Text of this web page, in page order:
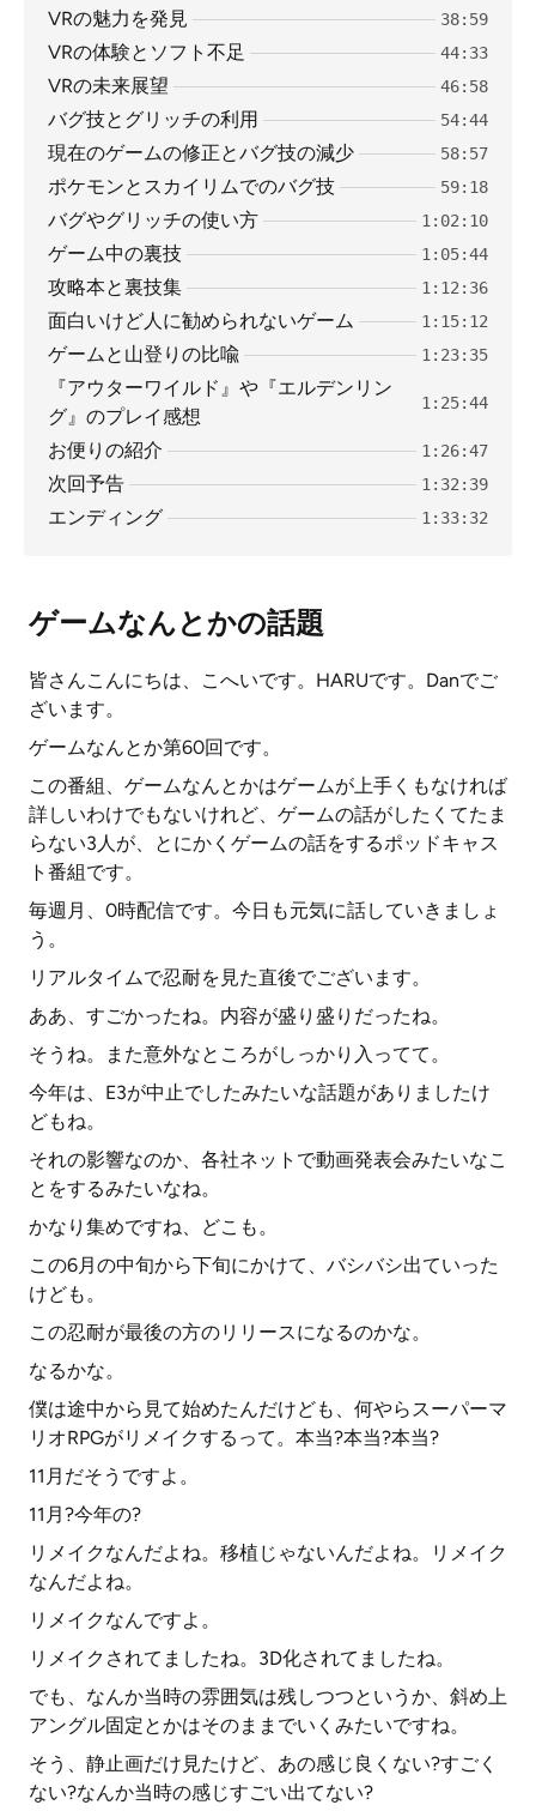
VRの魅力を発見 38:59
VRの体験とソフト不足 44:33
VRの未来展望 46:58
バグ技とグリッチの利用 54:44
現在のゲームの修正とバグ技の減少 58:57
ポケモンとスカイリムでのバグ技 59:18
バグやグリッチの使い方 1:02:10
ゲーム中の裏技 1:05:44
攻略本と裏技集 1:12:36
面白いけど人に勧められないゲーム 1:15:12
ゲームと山登りの比喩 1:23:35
『アウターワイルド』や『エルデンリン
グ』のプレイ感想
1:25:44
お便りの紹介 1:26:47
次回予告 1:32:39
エンディング 1:33:32
ゲームなんとかの話題
皆さんこんにちは、こへいです。HARUです。Danでご
ざいます。
ゲームなんとか第60回です。
この番組、ゲームなんとかはゲームが上手くもなければ
詳しいわけでもないけれど、ゲームの話がしたくてたま
らない3人が、とにかくゲームの話をするポッドキャス
ト番組です。
毎週月、0時配信です。今日も元気に話していきましょ
う。
リアルタイムで忍耐を見た直後でございます。
ああ、すごかったね。内容が盛り盛りだったね。
そうね。また意外なところがしっかり入ってて。
今年は、E3が中止でしたみたいな話題がありましたけ
どもね。
それの影響なのか、各社ネットで動画発表会みたいなこ
とをするみたいなね。
かなり集めですね、どこも。
この6月の中旬から下旬にかけて、バシバシ出ていった
けども。
この忍耐が最後の方のリリースになるのかな。
なるかな。
僕は途中から見て始めたんだけども、何やらスーパーマ
リオRPGがリメイクするって。本当?本当?本当?
11月だそうですよ。
11月?今年の?
リメイクなんだよね。移植じゃないんだよね。リメイク
なんだよね。
リメイクなんですよ。
リメイクされてましたね。3D化されてましたね。
でも、なんか当時の雰囲気は残しつつというか、斜め上
アングル固定とかはそのままでいくみたいですね。
そう、静止画だけ見たけど、あの感じ良くない?すごく
ない?なんか当時の感じすごい出てない?